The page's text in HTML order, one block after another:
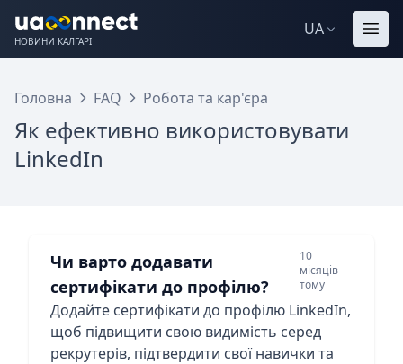
НОВИНИ КАЛГАРІ
UA
Головна FAQ Робота та кар'єра
Як ефективно використовувати
LinkedIn
Чи варто додавати
сертифікати до профілю?
10
місяців
тому
Додайте сертифікати до профілю LinkedIn,
щоб підвищити свою видимість серед
рекрутерів, підтвердити свої навички та